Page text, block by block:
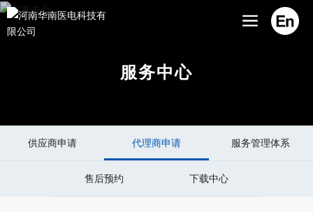
服务中心
供应商申请 代理商申请 服务管理体系
售后预约 下载中心